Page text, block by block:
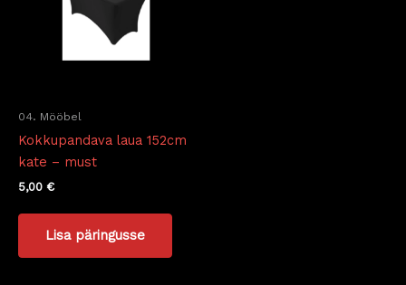
04. Mööbel
Kokkupandava laua 152cm
kate – must
5,00 €
Lisa päringusse